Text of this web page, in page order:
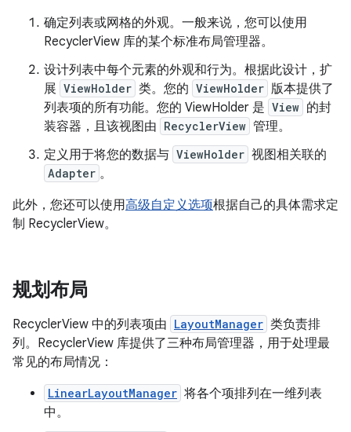
确定列表或网格的外观。一般来说，您可以使用
RecyclerView 库的某个标准布局管理器。
设计列表中每个元素的外观和行为。根据此设计，扩
展 ViewHolder 类。您的 ViewHolder 版本提供了
列表项的所有功能。您的 ViewHolder 是 View 的封
装容器，且该视图由 RecyclerView 管理。
定义用于将您的数据与 ViewHolder 视图相关联的
Adapter 。
此外，您还可以使用高级自定义选项根据自己的具体需求定
制 RecyclerView。
规划布局
RecyclerView 中的列表项由 LayoutManager 类负责排
列。RecyclerView 库提供了三种布局管理器，用于处理最
常见的布局情况：
LinearLayoutManager 将各个项排列在一维列表
中。